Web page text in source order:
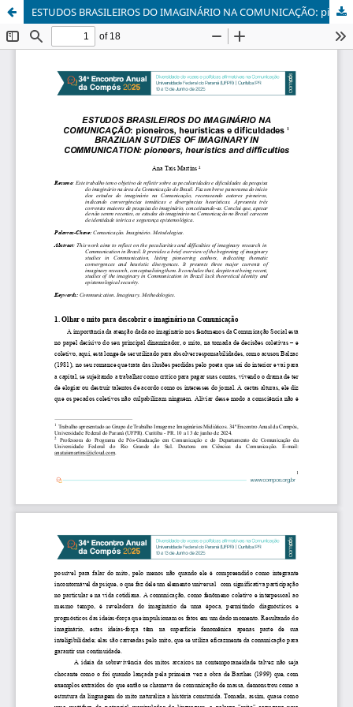
ESTUDOS BRASILEIROS DO IMAGINÁRIO NA COMUNICAÇÃO: pioneiros, heurísticas e dificuldades